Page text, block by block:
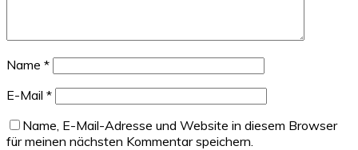
Name *
E-Mail *
Name, E-Mail-Adresse und Website in diesem Browser
für meinen nächsten Kommentar speichern.